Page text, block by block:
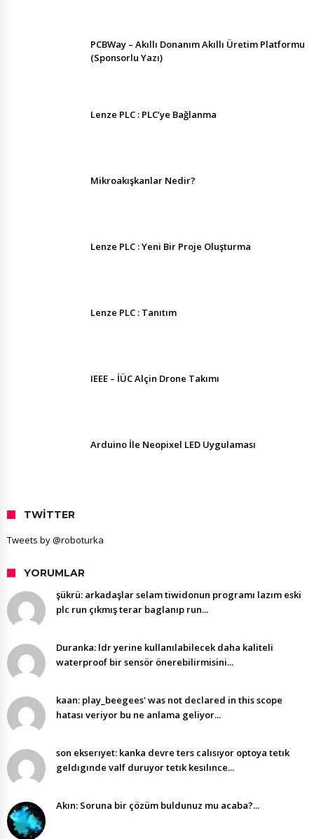
PCBWay – Akıllı Donanım Akıllı Üretim Platformu
(Sponsorlu Yazı)
Lenze PLC : PLC’ye Bağlanma
Mikroakışkanlar Nedir?
Lenze PLC : Yeni Bir Proje Oluşturma
Lenze PLC : Tanıtım
IEEE – İÜC Alçin Drone Takımı
Arduino İle Neopixel LED Uygulaması
TWITTER
Tweets by @roboturka
YORUMLAR
şükrü: arkadaşlar selam tiwidonun programı lazım eski
plc run çıkmış terar baglanıp run...
Duranka: ldr yerine kullanılabilecek daha kaliteli
waterproof bir sensör önerebilirmisini...
kaan: play_beegees' was not declared in this scope
hatası veriyor bu ne anlama geliyor...
son ekserıyet: kanka devre ters calısıyor optoya tetık
geldıgınde valf duruyor tetık kesılınce...
Akın: Soruna bir çözüm buldunuz mu acaba?...